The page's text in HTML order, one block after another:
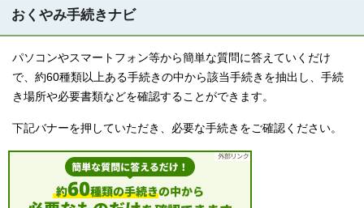
おくやみ手続きナビ
パソコンやスマートフォン等から簡単な質問に答えていくだけ
で、約60種類以上ある手続きの中から該当手続きを抽出し、手続
き場所や必要書類などを確認することができます。
下記バナーを押していただき、必要な手続きをご確認ください。